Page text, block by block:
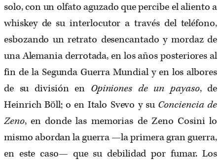
solo, con un olfato aguzado que percibe el aliento a
whiskey de su interlocutor a través del teléfono,
esbozando un retrato desencantado y mordaz de
una Alemania derrotada, en los años posteriores al
fin de la Segunda Guerra Mundial y en los albores
de su división en Opiniones de un payaso, de
Heinrich Böll; o en Italo Svevo y su Conciencia de
Zeno, en donde las memorias de Zeno Cosini lo
mismo abordan la guerra —la primera gran guerra,
en este caso— que su debilidad por fumar. Los